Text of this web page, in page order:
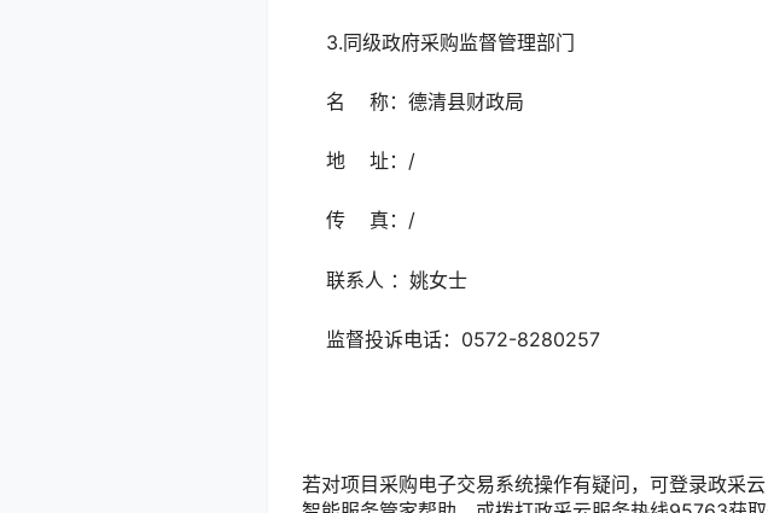
3.同级政府采购监督管理部门
名 称：德清县财政局
地 址：/
传 真：/
联系人 ：姚女士
监督投诉电话：0572-8280257
若对项目采购电子交易系统操作有疑问，可登录政